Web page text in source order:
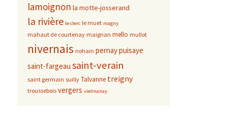
lamoignon la motte-josserand
la rivière le clerc le muet magny
mahaut de courtenay maignan mello mullot
nivernais nohain pernaypuisaye
saint-fargeau saint-verain
saint germain suilly Talvanne treigny
troussebois vergers vielmanay